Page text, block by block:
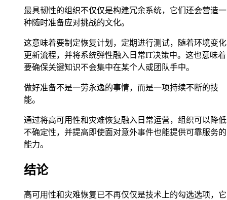
最具韧性的组织不仅仅是构建冗余系统，它们还会营造一
种随时准备应对挑战的文化。
这意味着要制定恢复计划，定期进行测试，随着环境变化
更新流程，并将系统弹性融入日常IT决策中。这也意味着
要确保关键知识不会集中在某个人或团队手中。
做好准备不是一劳永逸的事情，而是一项持续不断的技
能。
通过将高可用性和灾难恢复融入日常运营，组织可以降低
不确定性，并提高即使面对意外事件也能提供可靠服务的
能力。
结论
高可用性和灾难恢复已不再仅仅是技术上的勾选选项，它